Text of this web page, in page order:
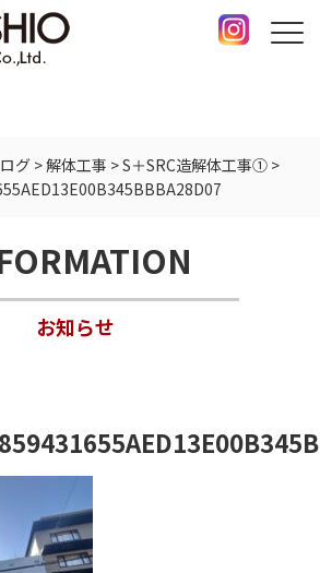
グ>解体工事 >S＋SRC造解体工事① >
お知らせ